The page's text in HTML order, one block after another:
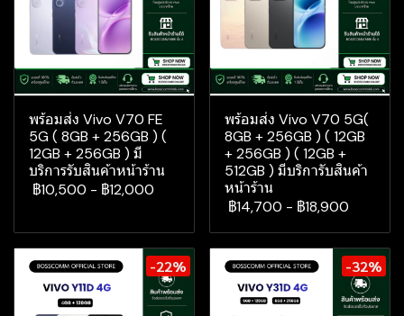
พร้อมส่ง Vivo V70 FE
5G ( 8GB + 256GB ) (
12GB + 256GB ) มี
บริการรับสินค้าหน้าร้าน
฿10,500 - ฿12,000
พร้อมส่ง Vivo V70 5G(
8GB + 256GB ) ( 12GB
+ 256GB ) ( 12GB +
512GB ) มีบริการับสินค้า
หน้าร้าน
฿14,700 - ฿18,900
-22% -32%